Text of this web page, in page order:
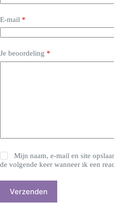
E-mail *
Je beoordeling *
Mijn naam, e-mail en site
de volgende keer wanneer ik een
Verzenden